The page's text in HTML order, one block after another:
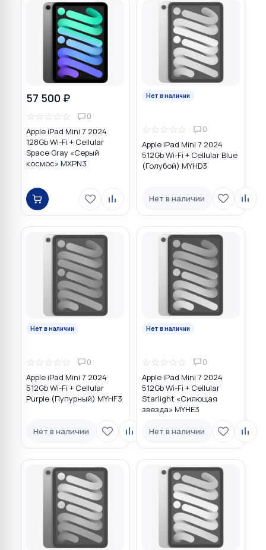
57 500 ₽
☆☆☆☆☆ 0
Apple iPad Mini 7 2024
128Gb Wi-Fi + Cellular
Space Gray «Серый
космос» MXPN3
Нет в наличии
☆☆☆☆☆ 0
Apple iPad Mini 7 2024
512Gb Wi-Fi + Cellular Blue
(Голубой) MYHD3
Нет в наличии
Нет в наличии
☆☆☆☆☆ 0
Apple iPad Mini 7 2024
512Gb Wi-Fi + Cellular
Purple (Пупурный) MYHF3
Нет в наличии
Нет в наличии
☆☆☆☆☆ 0
Apple iPad Mini 7 2024
512Gb Wi-Fi + Cellular
Starlight «Сияющая
звезда» MYHE3
Нет в наличии